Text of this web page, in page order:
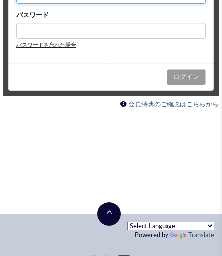
パスワード
パスワードを忘れた場合
会員特典のご確認はこちらから
Powered by Translate